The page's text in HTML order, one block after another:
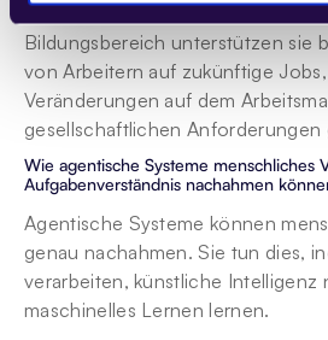
Wahrung der Integrität von
Bildungsbereich unterstützen sie
von Arbeitern auf zukünftige
Veränderungen auf dem
gesellschaftlichen
Wie agentische Systeme menschliches
Aufgabenverständnis nachahmen
Agentische Systeme können
genau nachahmen. Sie tun dies,
verarbeiten, künstliche Intelligenz
maschinelles Lernen lernen.